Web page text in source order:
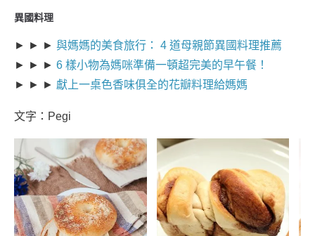
異國料理
► ► ► 與媽媽的美食旅行： 4 道母親節異國料理推薦
► ► ► 6 樣小物為媽咪準備一頓超完美的早午餐！
► ► ► 獻上一桌色香味俱全的花瓣料理給媽媽
文字：Pegi